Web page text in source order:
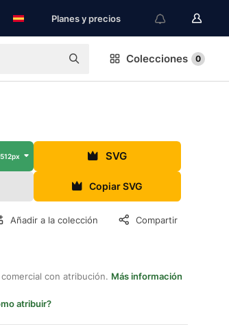
Planes y precios
Colecciones 0
512px SVG
Copiar SVG
Añadir a la colección Compartir
con atribución. Más información
atribuir?